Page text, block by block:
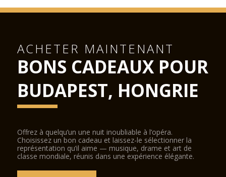
ACHETER MAINTENANT
BONS CADEAUX POUR
BUDAPEST, HONGRIE
Offrez à quelqu’un une nuit inoubliable à l’opéra.
Choisissez un bon cadeau et laissez-le sélectionner la
représentation qu’il aime — musique, drame et art de
classe mondiale, réunis dans une expérience élégante.